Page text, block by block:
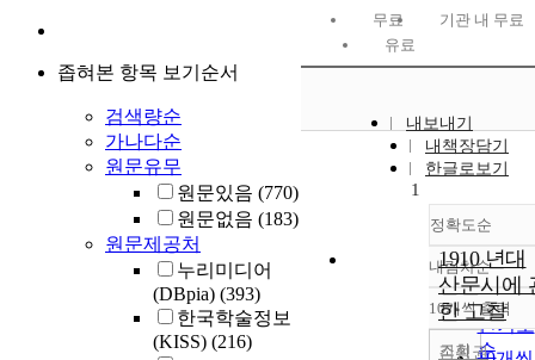
좁혀본 항목 보기순서
검색량순
가나다순
원문유무
원문있음 (770)
원문없음 (183)
원문제공처
누리미디어
(DBpia) (393)
한국학술정보
(KISS) (216)
무료
기관 내 무료
유료
내보내기
내책장담기
한글로보기
정확도순
정확도
순
인기도
순
내림차순
내림
10개씩 출력
조회
1
1910 년대
산문시에
한 고찰
김성권